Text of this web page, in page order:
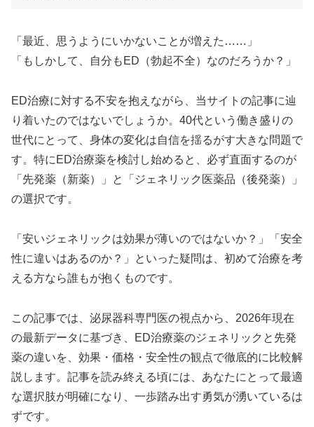
「最近、思うようにいかないことが増えた……」
「もしかして、自分もED（勃起不全）なのだろうか？」
ED治療に対する不安を抱えながら、当サイトの記事に辿
り着いたのではないでしょうか。40代という働き盛りの
世代にとって、身体の変化は自信を揺るがす大きな問題で
す。特にED治療薬を検討し始めると、必ず直面するのが
「先発薬（新薬）」と「ジェネリック医薬品（後発薬）」
の選択です。
「安いジェネリックは効果が薄いのではないか？」「安全
性に違いはあるのか？」といった疑問は、初めて治療を考
える方なら誰もが抱くものです。
この記事では、泌尿器科専門医の視点から、2026年現在
の最新データに基づき、ED治療薬のジェネリックと先発
薬の違いを、効果・価格・安全性の観点で徹底的に比較解
説します。記事を読み終える頃には、あなたにとって最適
な選択肢が明確になり、一歩踏み出す勇気が湧いているは
ずです。